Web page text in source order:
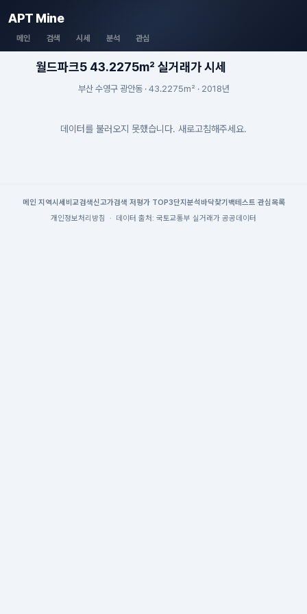
APT Mine
메인 검색 시세 분석 관심
월드파크5 43.2275m² 실거래가 시세
부산 수영구 광안동 · 43.2275m² · 2018년
데이터를 불러오지 못했습니다. 새로고침해주세요.
메인| 지역시세 비교검색신고가검색 저평가 TOP3단지분석 바닥찾기 백테스트 관심목록
개인정보처리방침
· 데이터 출처: 국토교통부 실거래가 공공데이터